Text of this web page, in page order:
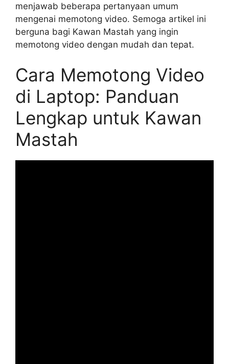
menjawab beberapa pertanyaan umum
mengenai memotong video. Semoga artikel ini
berguna bagi Kawan Mastah yang ingin
memotong video dengan mudah dan tepat.
Cara Memotong Video
di Laptop: Panduan
Lengkap untuk Kawan
Mastah